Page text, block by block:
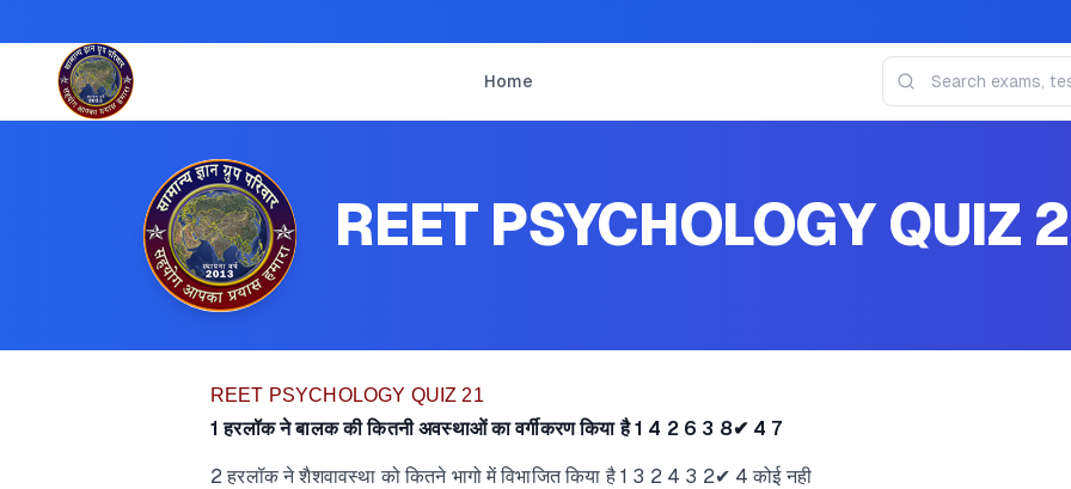
Home
REET PSYCHOLOGY QUIZ
REET PSYCHOLOGY QUIZ 21
1 हरलॉक ने बालक की कितनी अवस्थाओं का वर्गीकरण किया है 1 4 2 6 3 8✔ 4 7
2 हरलॉक ने शैशवावस्था को कितने भागो में विभाजित किया है 1 3 2 4 3 2✔ 4 कोई नही